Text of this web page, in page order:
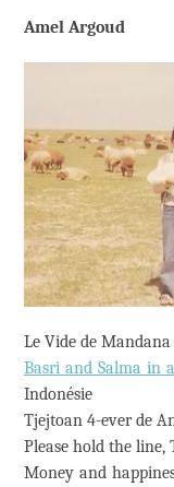
Amel Argoud
Le Vide de Mandana
Basri and Salma in
Indonésie
Tjejtoan 4-ever de
Please hold the line,
Money and